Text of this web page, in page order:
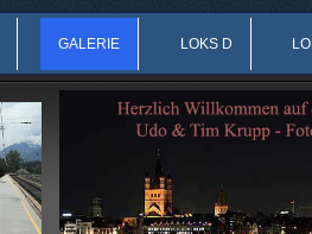
GALERIE LOKS D